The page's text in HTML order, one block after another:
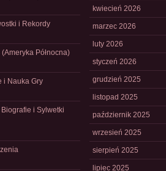
i Rekordy
Północna)
i Nauka Gry
i Sylwetki
kwiecień 2026
marzec 2026
luty 2026
styczeń 2026
grudzień 2025
listopad 2025
październik 2025
wrzesień 2025
sierpień 2025
lipiec 2025